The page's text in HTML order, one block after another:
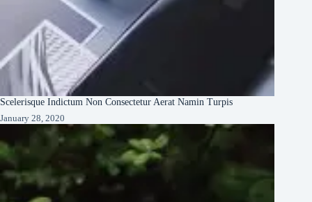
Scelerisque Indictum Non Consectetur Aerat Namin Turpis
January 28, 2020